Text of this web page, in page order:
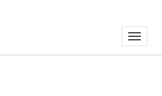
Toggle